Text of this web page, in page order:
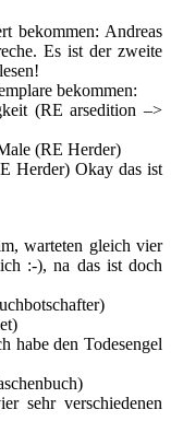
bekommen: Andreas
Es ist der zweite
bekommen:
(RE arsedition –>
(RE Herder)
Herder) Okay das ist
warteten gleich vier
:-), na das ist doch
habe den Todesengel
sehr verschiedenen